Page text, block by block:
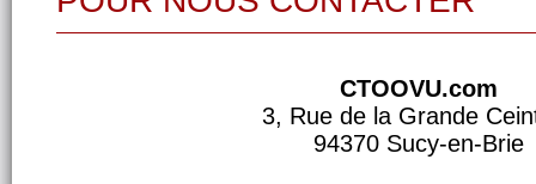
CTOOVU.com
3, Rue de la Grande
94370 Sucy-en-Brie